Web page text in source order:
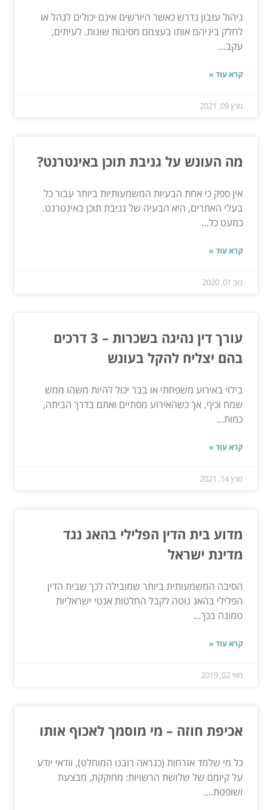
ניהול עזבון נדרש כאשר היורשים אינם יכולים לנהל או
לחלק ביניהם אותו בעצמם מסיבות שונות. לעיתים,
עקב...
קרא עוד »
מרץ 09, 2021
מה העונש על גניבת תוכן באינטרנט?
אין ספק כי אחת הבעיות המשמעותיות ביותר עבור כל
בעלי האתרים, היא הבעיה של גניבת תוכן באינטרנט.
כמעט כל...
קרא עוד »
נוב 01, 2020
עורך דין נהיגה בשכרות – 3 דרכים
בהם יצליח להקל בעונש
בילוי באירוע משפחתי או בבר יכול להיות משהו ממש
שמח וכיף, אך כשהאירוע מסתיים ואתם בדרך הביתה,
כמות...
קרא עוד »
מרץ 14, 2021
מדוע בית הדין הפלילי בהאג נגד
מדינת ישראל
הסיבה המשמעותית ביותר שמובילה לכך שבית הדין
הפלילי בהאג נוטה לקבל החלטות אנטי ישראליות
טמונה בכך...
קרא עוד »
מאי 02, 2019
אכיפת חוזה – מי מוסמך לאכוף אותו
כל מי שלמד אזרחות (כנראה רובנו המוחלט), וודאי יודע
על קיומם של שלושת הרשויות: מחוקקת, מבצעת
ושופטת....